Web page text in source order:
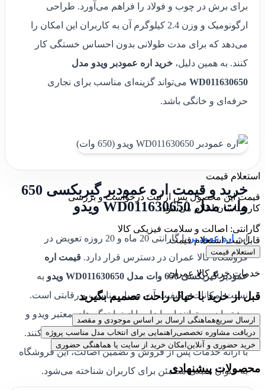
برای برش در چوب و فولاد را فراهم می‌آورد. طراحی
ارگونومیک و وزن 2.4 کیلوگرم آن به کاربران این امکان را
می‌دهد که برای مدت طولانی بدون احساس خستگی کار
کنند. به همین دلیل، خرید اره عمودبر ویدو مدل
WD011630650 می‌تواند گزینه‌ای مناسب برای نجاری
حرفه‌ای و خانگی باشد.
خرید و قیمت اره عمودبر گیربکسی 650
وات مدل WD011630650 ویدو
ایناره عمود بر
با گارانتی 20 ماه و 20 روزه تعویض در
فروشگاه کالا عمران در دسترس قرار دارد. قیمت اره
عمودبر گیربکسی 650 وات مدل WD011630650 ویدو
به
نسبت امکانات و کیفیت آن، بسیار مناسب و رقابتی است.
مشتریان می‌توانند این ابزار را از نمایندگی‌های معتبر ویدو و
همچنین از طریق فروشگاه آنلاین کالا عمران خریداری کنند.
با ارائه خدمات پس از فروش و تضمین اصالت، این فروشگاه
به عنوان منبعی مطمئن برای کاربران شناخته می‌شود.
استعلام قیمت
قیمت این محصول پس از ثبت درخواست و بررسی
کارشناسان اعلام می‌شود.
گارانتی: اصالت و سلامت فیزیکی کالا
قابل ثبت استعلام قیمت
استعلام قیمت
خدمات خرید کالا عمران
قبل از خرید با خیال راحت تصمیم بگیرید
ارسال سریعهماهنگی ارسال بر اساس موجودی و مقصد
دریافت مشاوره تخصصیراهنمایی برای انتخاب مدل مناسب پروژه
خرید حضوری و آنلاین امکان خرید از سایت یا هماهنگی حضوری
محصولات پیشنهادی